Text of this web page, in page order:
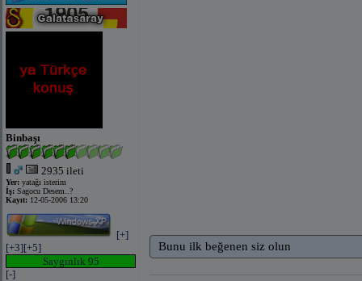
Binbaşı
2935 ileti
Yer: yatağı isterim
İş: Sagocu Desem..?
Kayıt: 12-05-2006 13:20
[+]
[+3][+5]
Saygınlık 95
[-]
Bunu ilk beğenen siz olun